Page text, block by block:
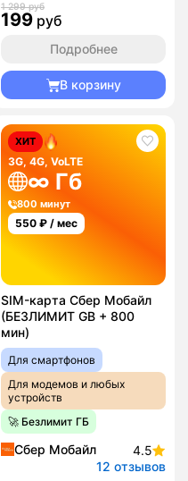
1 299 руб
199 руб
Подробнее
В корзину
ХИТ
3G, 4G, VoLTE
∞ Гб
800 минут
550 ₽ / мес
SIM-карта Сбер Мобайл
(БЕЗЛИМИТ GB + 800
мин)
Для смартфонов
Для модемов и любых
устройств
🚀 Безлимит ГБ
Сбер Мобайл
4.5
12 отзывов